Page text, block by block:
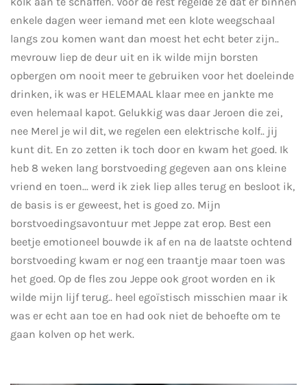
enkele dagen weer iemand met een klote weegschaal
langs zou komen want dan moest het echt beter zijn..
mevrouw liep de deur uit en ik wilde mijn borsten
opbergen om nooit meer te gebruiken voor het doeleinde
drinken, ik was er HELEMAAL klaar mee en jankte me
even helemaal kapot. Gelukkig was daar Jeroen die zei,
nee Merel je wil dit, we regelen een elektrische kolf.. jij
kunt dit. En zo zetten ik toch door en kwam het goed. Ik
heb 8 weken lang borstvoeding gegeven aan ons kleine
vriend en toen... werd ik ziek liep alles terug en besloot ik,
de basis is er geweest, het is goed zo. Mijn
borstvoedingsavontuur met Jeppe zat erop. Best een
beetje emotioneel bouwde ik af en na de laatste ochtend
borstvoeding kwam er nog een traantje maar toen was
het goed. Op de fles zou Jeppe ook groot worden en ik
wilde mijn lijf terug.. heel egoïstisch misschien maar ik
was er echt aan toe en had ook niet de behoefte om te
gaan kolven op het werk.